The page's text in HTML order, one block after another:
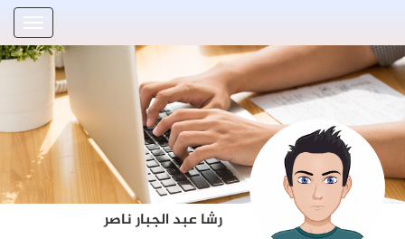
رشا عبد الجبار ناصر